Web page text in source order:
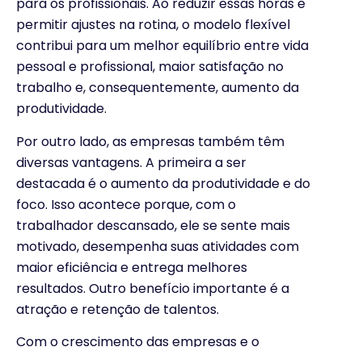
para os profissionais. Ao reduzir essas horas e
permitir ajustes na rotina, o modelo flexível
contribui para um melhor equilíbrio entre vida
pessoal e profissional, maior satisfação no
trabalho e, consequentemente, aumento da
produtividade.
Por outro lado, as empresas também têm
diversas vantagens. A primeira a ser
destacada é o aumento da produtividade e do
foco. Isso acontece porque, com o
trabalhador descansado, ele se sente mais
motivado, desempenha suas atividades com
maior eficiência e entrega melhores
resultados. Outro benefício importante é a
atração e retenção de talentos.
Com o crescimento das empresas e o